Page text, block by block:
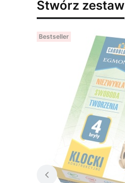
Stwórz zestaw
Bestseller